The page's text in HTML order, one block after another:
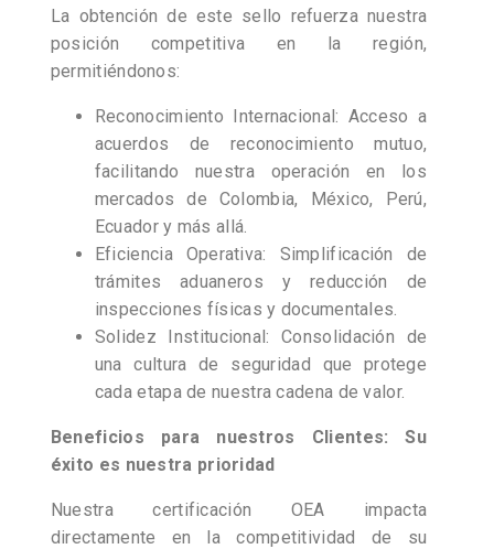
La obtención de este sello refuerza nuestra
posición competitiva en la región,
permitiéndonos:
Reconocimiento Internacional: Acceso a
acuerdos de reconocimiento mutuo,
facilitando nuestra operación en los
mercados de Colombia, México, Perú,
Ecuador y más allá.
Eficiencia Operativa: Simplificación de
trámites aduaneros y reducción de
inspecciones físicas y documentales.
Solidez Institucional: Consolidación de
una cultura de seguridad que protege
cada etapa de nuestra cadena de valor.
Beneficios para nuestros Clientes: Su
éxito es nuestra prioridad
Nuestra certificación OEA impacta
directamente en la competitividad de su